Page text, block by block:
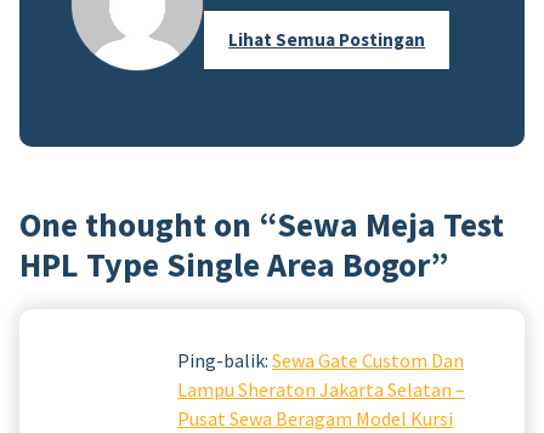
Lihat Semua Postingan
One thought on “Sewa Meja Test
HPL Type Single Area Bogor”
Ping-balik: Sewa Gate Custom Dan
Lampu Sheraton Jakarta Selatan –
Pusat Sewa Beragam Model Kursi